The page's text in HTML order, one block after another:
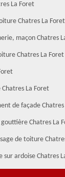
La Foret
Chatres La Foret
maçon Chatres
Chatres La Foret
La Foret
de façade Chatres
Chatres La
de toiture
sur ardoise Chatres